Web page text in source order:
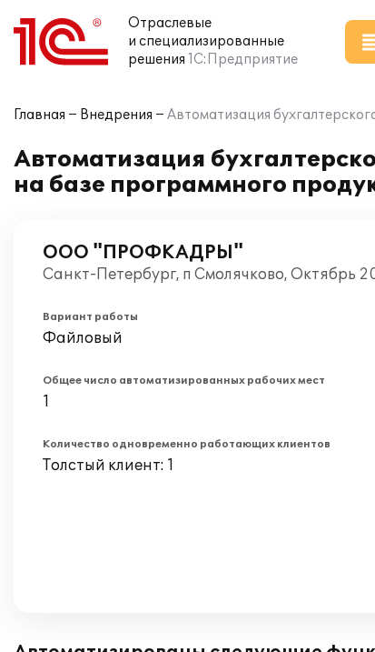
Отраслевые
и специализированные
решения 1С:Предприятие
Главная Внедрения Автоматизация
Автоматизация
на базе программного
ООО "ПРОФКАДРЫ"
Санкт-Петербург, п Смолячково, Октябрь
Вариант работы
Файловый
Общее число автоматизированных рабочих мест
1
Количество одновременно работающих клиентов
Толстый клиент: 1